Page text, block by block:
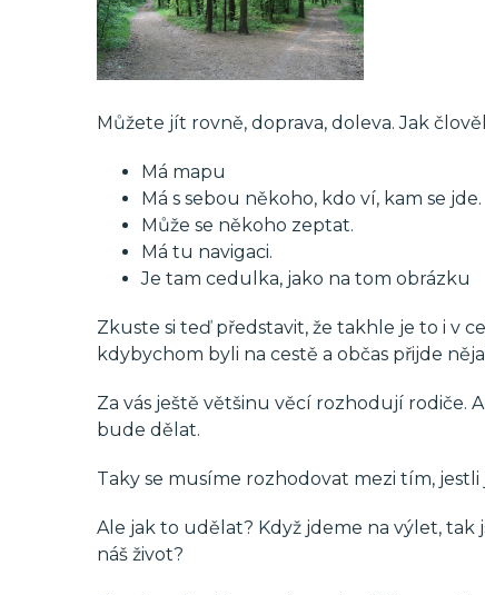
Můžete jít rovně, doprava, doleva. Jak
Má mapu
Má s sebou někoho, kdo ví, kam se jde.
Může se někoho zeptat.
Má tu navigaci.
Je tam cedulka, jako na tom obrázku
Zkuste si teď představit, že takhle je to i v
kdybychom byli na cestě a občas přijde
Za vás ještě většinu věcí rozhodují rodiče.
bude dělat.
Taky se musíme rozhodovat mezi tím,
Ale jak to udělat? Když jdeme na výlet, tak
náš život?